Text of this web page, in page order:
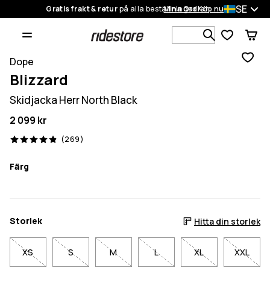
Gratis frakt & returpå alla beställningarKöp nu
Mina Ordrar SE
Sök bland
Dope
Blizzard
Skidjacka Herr North Black
2 099 kr
(269)
269 recensioner, 4.9/5
Färg
Storlek Hitta din storlek
XS S M L XL XXL